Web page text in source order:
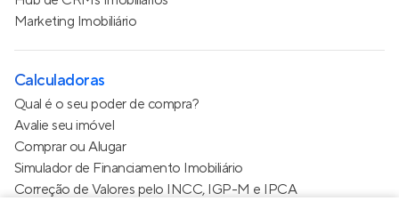
Marketing Imobiliário
Calculadoras
Qual é o seu poder de compra?
Avalie seu imóvel
Comprar ou Alugar
Simulador de Financiamento Imobiliário
Correção de Valores pelo INCC, IGP-M e IPCA